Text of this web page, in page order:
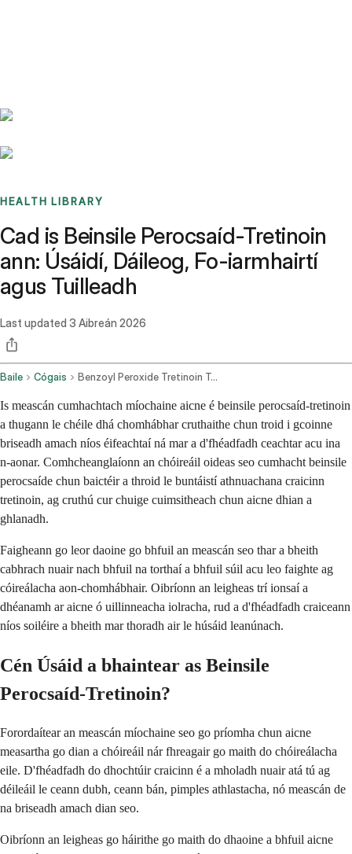
HEALTH LIBRARY
Cad is Beinsile Perocsaíd-Tretinoin
ann: Úsáidí, Dáileog, Fo-iarmhairtí
agus Tuilleadh
Last updated 3 Aibreán 2026
Baile Cógais Benzoyl Peroxide Tretinoin Topical Application Route
Is meascán cumhachtach míochaine aicne é beinsile perocsaíd-tretinoin
a thugann le chéile dhá chomhábhar cruthaithe chun troid i gcoinne
briseadh amach níos éifeachtaí ná mar a d'fhéadfadh ceachtar acu ina
n-aonar. Comhcheanglaíonn an chóireáil oideas seo cumhacht beinsile
perocsaíde chun baictéir a throid le buntáistí athnuachana craicinn
tretinoin, ag cruthú cur chuige cuimsitheach chun aicne dhian a
ghlanadh.
Faigheann go leor daoine go bhfuil an meascán seo thar a bheith
cabhrach nuair nach bhfuil na torthaí a bhfuil súil acu leo faighte ag
cóireálacha aon-chomhábhair. Oibríonn an leigheas trí ionsaí a
dhéanamh ar aicne ó uillinneacha iolracha, rud a d'fhéadfadh craiceann
níos soiléire a bheith mar thoradh air le húsáid leanúnach.
Cén Úsáid a bhaintear as Beinsile
Perocsaíd-Tretinoin?
Forordaítear an meascán míochaine seo go príomha chun aicne
measartha go dian a chóireáil nár fhreagair go maith do chóireálacha
eile. D'fhéadfadh do dhochtúir craicinn é a mholadh nuair atá tú ag
déileáil le ceann dubh, ceann bán, pimples athlastacha, nó meascán de
na briseadh amach dian seo.
Oibríonn an leigheas go háirithe go maith do dhaoine a bhfuil aicne